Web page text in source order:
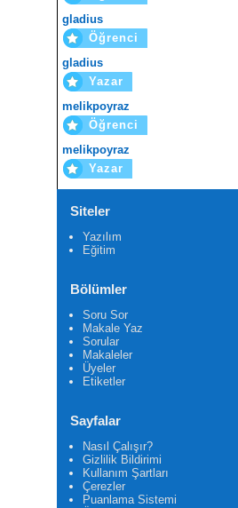
gladius
Öğrenci
gladius
Yazar
melikpoyraz
Öğrenci
melikpoyraz
Yazar
Siteler
Yazılım
Eğitim
Bölümler
Soru Sor
Makale Yaz
Sorular
Makaleler
Üyeler
Etiketler
Sayfalar
Nasıl Çalışır?
Gizlilik Bildirimi
Kullanım Şartları
Çerezler
Puanlama Sistemi